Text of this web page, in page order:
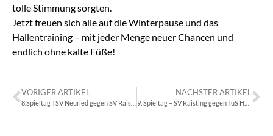
tolle Stimmung sorgten.
Jetzt freuen sich alle auf die Winterpause und das
Hallentraining – mit jeder Menge neuer Chancen und
endlich ohne kalte Füße!
VORIGER ARTIKEL NÄCHSTER ARTIKEL
9. Spieltag – SV Raisting gegen TuS Holzkirchen 1:0 (0:0)